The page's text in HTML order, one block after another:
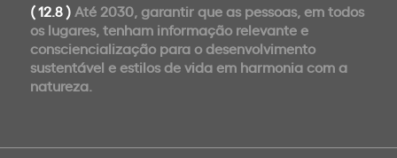
( 12.8 )Até 2030, garantir que as pessoas, em todos
os lugares, tenham informação relevante e
consciencialização para o desenvolvimento
sustentável e estilos de vida em harmonia com a
natureza.